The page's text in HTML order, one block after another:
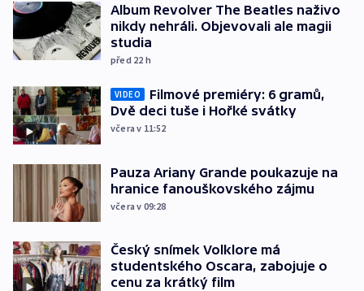
Album Revolver The Beatles naživo
nikdy nehráli. Objevovali ale magii
studia
před 22 h
VIDEO
Filmové premiéry: 6 gramů,
Dvě deci tuše i Hořké svátky
včera v 11:52
Pauza Ariany Grande poukazuje na
hranice fanouškovského zájmu
včera v 09:28
Český snímek Volklore má
studentského Oscara, zabojuje o
cenu za krátký film